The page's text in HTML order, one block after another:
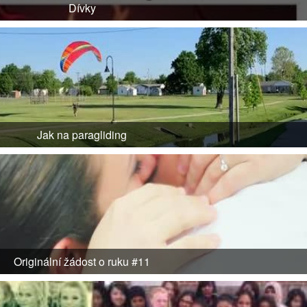
Dívky
Jak na paragliding
Originální žádost o ruku #11